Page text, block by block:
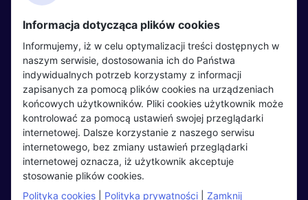
Twitter
LinkedIn
Partnerzy
Wydarzenia
Kandydaci
Regulamin kandydata
Oferty pracy
Pracodawcy
Opinie o pracodawcach
Pracodawcy
Regulamin pracodawcy
Dodaj ogłoszenie
Informacja dotycząca plików cookies
Informujemy, iż w celu optymalizacji treści dostępnych w
naszym serwisie, dostosowania ich do Państwa
indywidualnych potrzeb korzystamy z informacji
zapisanych za pomocą plików cookies na urządzeniach
końcowych użytkowników. Pliki cookies użytkownik może
kontrolować za pomocą ustawień swojej przeglądarki
internetowej. Dalsze korzystanie z naszego serwisu
internetowego, bez zmiany ustawień przeglądarki
internetowej oznacza, iż użytkownik akceptuje
stosowanie plików cookies.
Polityka cookies
Polityka prywatności Zamknij